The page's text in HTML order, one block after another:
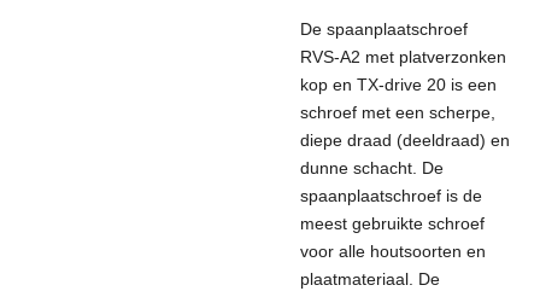
De spaanplaatschroef
RVS-A2 met platverzonken
kop en TX-drive 20 is een
schroef met een scherpe,
diepe draad (deeldraad) en
dunne schacht. De
spaanplaatschroef is de
meest gebruikte schroef
voor alle houtsoorten en
plaatmateriaal. De